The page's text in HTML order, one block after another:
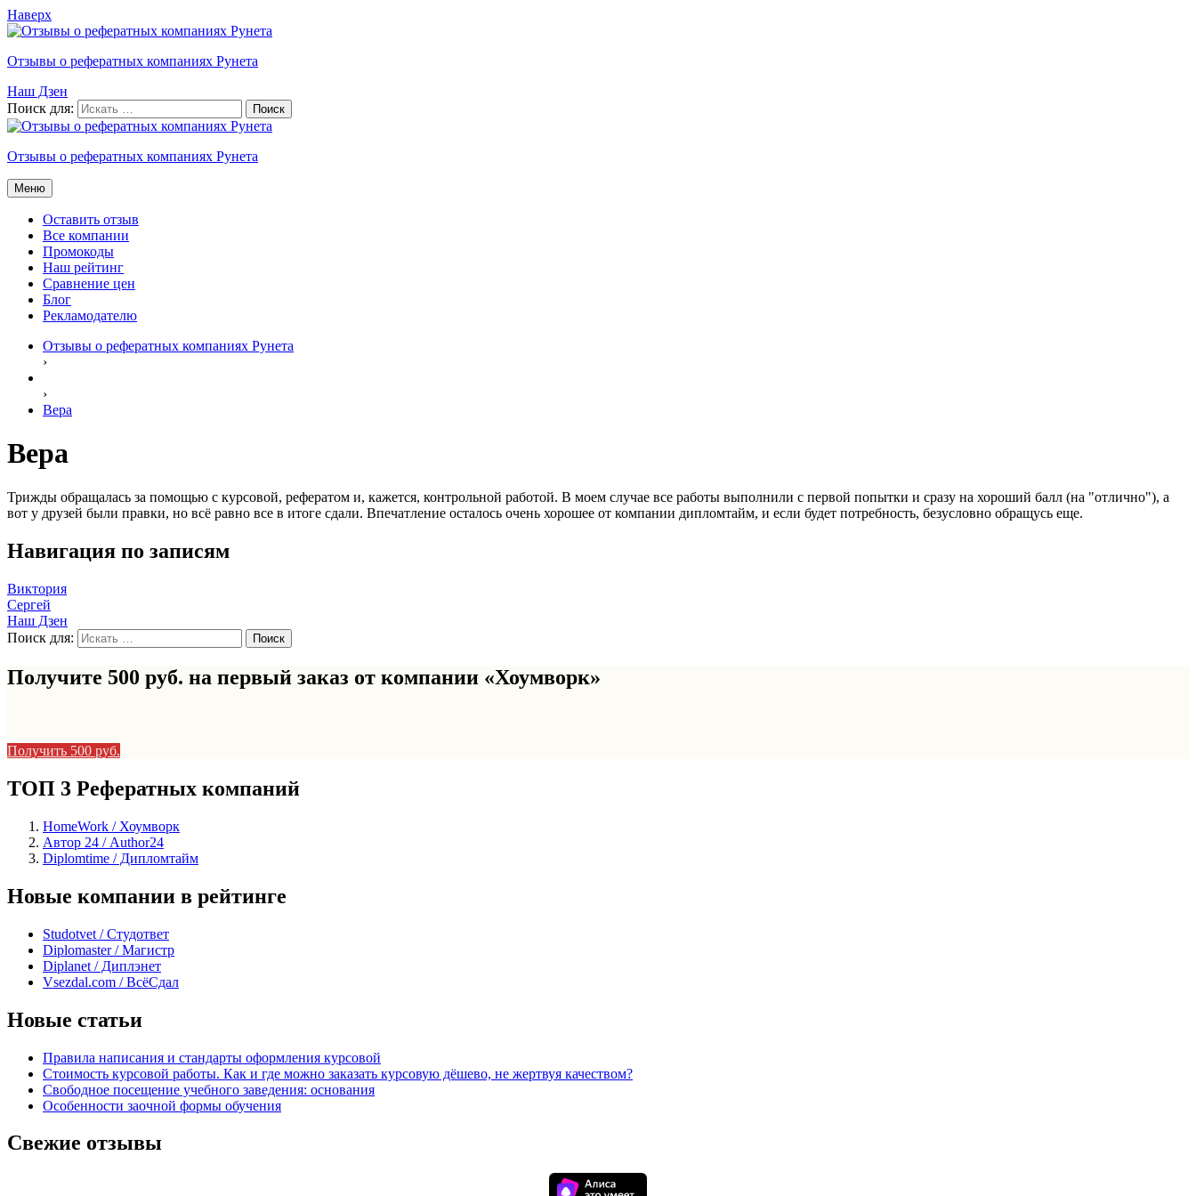
Наверх
Отзывы о рефератных компаниях Рунета
Наш Дзен
Поиск для:
Отзывы о рефератных компаниях Рунета
Меню
Оставить отзыв
Все компании
Промокоды
Наш рейтинг
Сравнение цен
Блог
Рекламодателю
Отзывы о рефератных компаниях Рунета
›
›
Вера
Вера
Трижды обращалась за помощью с курсовой, рефератом и, кажется, контрольной работой. В моем случае все работы выполнили с первой попытки и сразу на хороший балл (на "отлично"), а
вот у друзей были правки, но всё равно все в итоге сдали. Впечатление осталось очень хорошее от компании дипломтайм, и если будет потребность, безусловно обращусь еще.
Навигация по записям
Виктория
Сергей
Наш Дзен
Поиск для:
Получите 500 руб. на первый заказ от компании «Хоумворк»
Получить 500 руб.
ТОП 3 Рефератных компаний
HomeWork / Хоумворк
Автор 24 / Author24
Diplomtime / Дипломтайм
Новые компании в рейтинге
Studotvet / Студответ
Diplomaster / Магистр
Diplanet / Диплэнет
Vsezdal.com / ВсёСдал
Новые статьи
Правила написания и стандарты оформления курсовой
Стоимость курсовой работы. Как и где можно заказать курсовую дёшево, не жертвуя качеством?
Свободное посещение учебного заведения: основания
Особенности заочной формы обучения
Свежие отзывы